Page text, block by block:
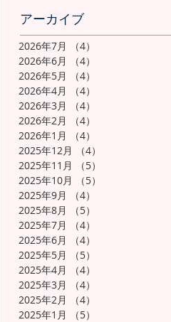
アーカイブ
2026年7月 （4）
2026年6月
（4）
2026年5月
（4）
2026年4月
（4）
2026年3月
（4）
2026年2月
（4）
2026年1月
（4）
2025年12月
（4）
2025年11月
（5）
2025年10月
（5）
2025年9月
（4）
2025年8月
（5）
2025年7月
（4）
2025年6月
（4）
2025年5月
（5）
2025年4月
（4）
2025年3月
（4）
2025年2月
（4）
2025年1月
（5）